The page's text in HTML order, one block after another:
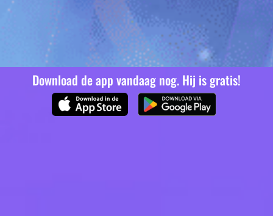
Download de app vandaag nog. Hij is gratis!